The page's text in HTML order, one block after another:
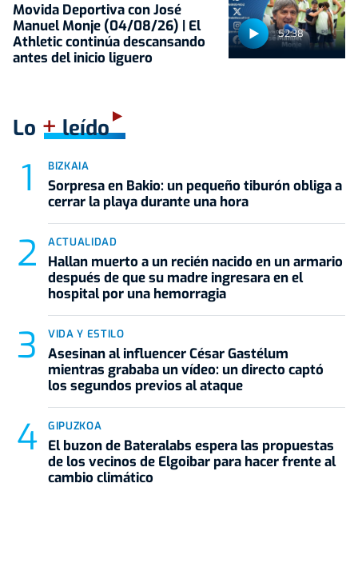
52:38
Movida Deportiva con José
Manuel Monje (04/08/26) | El
Athletic continúa descansando
antes del inicio liguero
Lo +leído
BIZKAIA
Sorpresa en Bakio: un pequeño tiburón obliga a
cerrar la playa durante una hora
ACTUALIDAD
Hallan muerto a un recién nacido en un armario
después de que su madre ingresara en el
hospital por una hemorragia
VIDA Y ESTILO
Asesinan al influencer César Gastélum
mientras grababa un vídeo: un directo captó
los segundos previos al ataque
GIPUZKOA
El buzon de Bateralabs espera las propuestas
de los vecinos de Elgoibar para hacer frente al
cambio climático